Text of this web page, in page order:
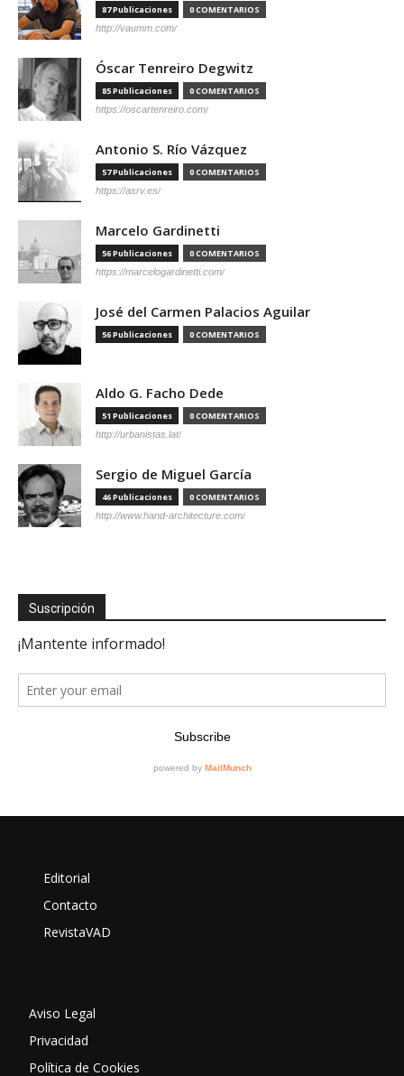
87 Publicaciones 0 COMENTARIOS
http://vaumm.com/
Óscar Tenreiro Degwitz
85 Publicaciones 0 COMENTARIOS
https://oscartenreiro.com/
Antonio S. Río Vázquez
57 Publicaciones 0 COMENTARIOS
https://asrv.es/
Marcelo Gardinetti
56 Publicaciones 0 COMENTARIOS
https://marcelogardinetti.com/
José del Carmen Palacios Aguilar
56 Publicaciones 0 COMENTARIOS
Aldo G. Facho Dede
51 Publicaciones 0 COMENTARIOS
http://urbanistas.lat/
Sergio de Miguel García
46 Publicaciones 0 COMENTARIOS
http://www.hand-architecture.com/
Suscripción
Editorial
Contacto
RevistaVAD
Aviso Legal
Privacidad
Política de Cookies